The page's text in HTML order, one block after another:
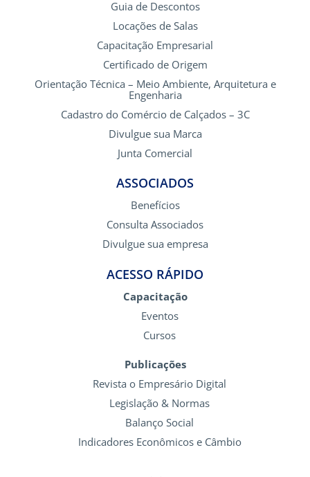
Guia de Descontos
Locações de Salas
Capacitação Empresarial
Certificado de Origem
Orientação Técnica – Meio Ambiente, Arquitetura e
Engenharia
Cadastro do Comércio de Calçados – 3C
Divulgue sua Marca
Junta Comercial
ASSOCIADOS
Benefícios
Consulta Associados
Divulgue sua empresa
ACESSO RÁPIDO
Capacitação
Eventos
Cursos
Publicações
Revista o Empresário Digital
Legislação & Normas
Balanço Social
Indicadores Econômicos e Câmbio